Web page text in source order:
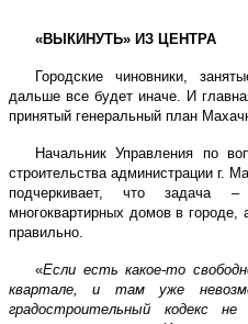
«ВЫКИНУТЬ» ИЗ ЦЕНТРА
Городские чиновники,
дальше все будет иначе. И
принятый генеральный план
Начальник Управления по
строительства администрации г.
подчеркивает, что задача –
многоквартирных домов в городе,
правильно.
«Если есть какое-то
квартале, и там уже
градостроительный кодекс